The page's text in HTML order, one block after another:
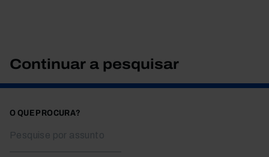
Continuar a pesquisar
O QUE PROCURA?